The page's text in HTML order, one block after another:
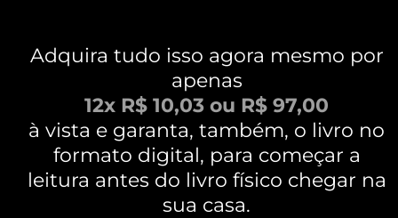
Adquira tudo isso agora mesmo por
apenas
12x R$ 10,03 ou R$ 97,00
à vista e garanta, também, o livro no
formato digital, para começar a
leitura antes do livro físico chegar na
sua casa.